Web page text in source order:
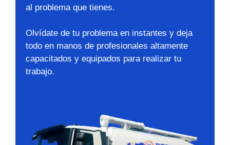
al problema que tienes.
Olvídate de tu problema en instantes y deja
todo en manos de profesionales altamente
capacitados y equipados para realizar tu
trabajo.